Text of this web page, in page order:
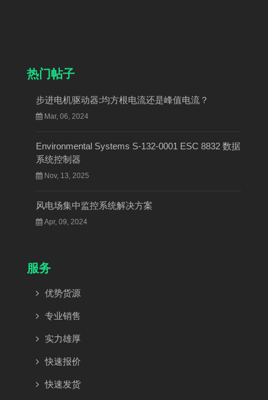
热门帖子
步进电机驱动器:均方根电流还是峰值电流？
Mar, 06, 2024
Environmental Systems S-132-0001 ESC 8832 数据
系统控制器
Nov, 13, 2025
风电场集中监控系统解决方案
Apr, 09, 2024
服务
优势货源
专业销售
实力雄厚
快速报价
快速发货